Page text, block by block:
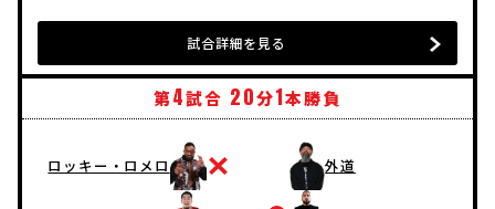
試合詳細を見る
第4試合 20分1本勝負
ロッキー・ロメロ 外道